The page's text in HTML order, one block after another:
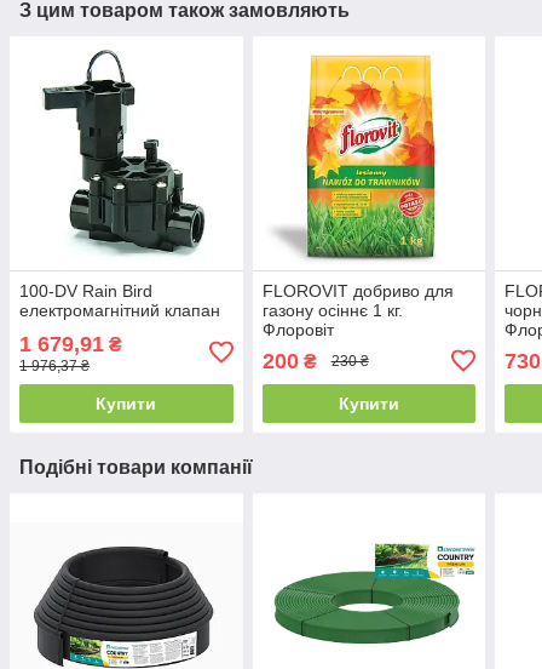
З цим товаром також замовляють
100-DV Rain Bird
електромагнітний клапан
1 679,91 ₴
1 976,37 ₴
Купити
FLOROVIT добриво для
газону осіннє 1 кг.
Флоровіт
200₴ 230 ₴
Купити
730
Подібні товари компанії